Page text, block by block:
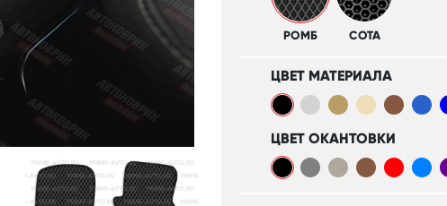
РОМБ СОТА
ЦВЕТ МАТЕРИАЛА
ЦВЕТ ОКАНТОВКИ